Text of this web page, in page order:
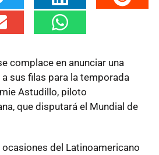
complace en anunciar una
sus filas para la temporada
Astudillo, piloto
que disputará el Mundial de
ocasiones del Latinoamericano